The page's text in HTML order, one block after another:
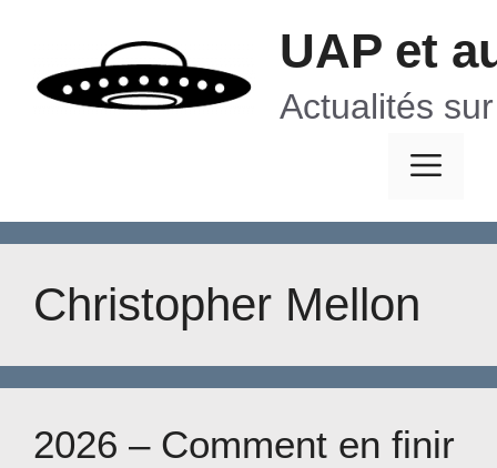
contenu
UAP et
Actualités
Christopher Mellon
2026 – Comment en finir